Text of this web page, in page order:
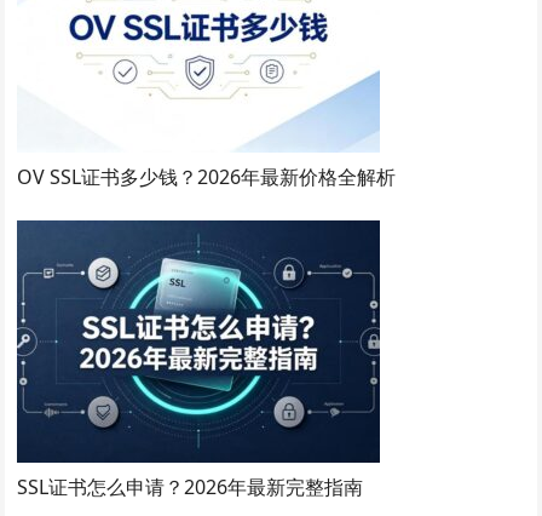
OV SSL证书多少钱？2026年最新价格全解析
SSL证书怎么申请？2026年最新完整指南